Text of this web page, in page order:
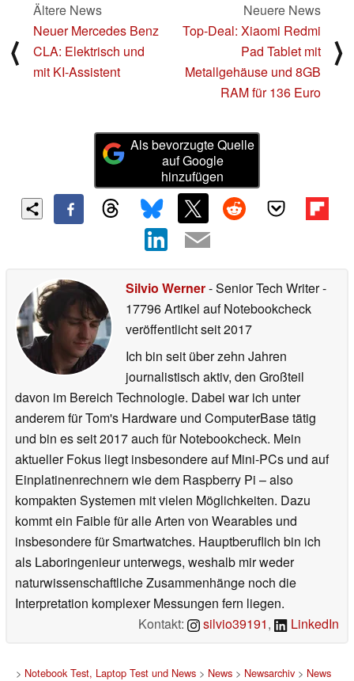
⟨
Ältere News
Neuer Mercedes Benz
CLA: Elektrisch und
mit KI-Assistent
Neuere News
Top-Deal: Xiaomi Redmi
Pad Tablet mit
Metallgehäuse und 8GB
RAM für 136 Euro
⟩
Als bevorzugte Quelle
auf Google
hinzufügen
Silvio Werner- Senior Tech Writer-
17796 Artikel auf Notebookcheck
veröffentlichtseit 2017
Ich bin seit über zehn Jahren
journalistisch aktiv, den Großteil
davon im Bereich Technologie. Dabei war ich unter
anderem für Tom's Hardware und ComputerBase tätig
und bin es seit 2017 auch für Notebookcheck. Mein
aktueller Fokus liegt insbesondere auf Mini-PCs und auf
Einplatinenrechnern wie dem Raspberry Pi – also
kompakten Systemen mit vielen Möglichkeiten. Dazu
kommt ein Faible für alle Arten von Wearables und
insbesondere für Smartwatches. Hauptberuflich bin ich
als Laboringenieur unterwegs, weshalb mir weder
naturwissenschaftliche Zusammenhänge noch die
Interpretation komplexer Messungen fern liegen.
Kontakt:
silvio39191, LinkedIn
> Notebook Test, Laptop Test und News> News> Newsarchiv> News